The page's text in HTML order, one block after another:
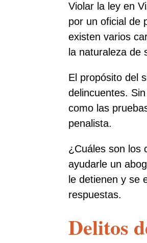
Violar la ley en
por un oficial de
existen varios
la naturaleza de
El propósito del
delincuentes.
como las
penalista.
¿Cuáles son los
ayudarle un
le detienen y se
respuestas.
Delitos